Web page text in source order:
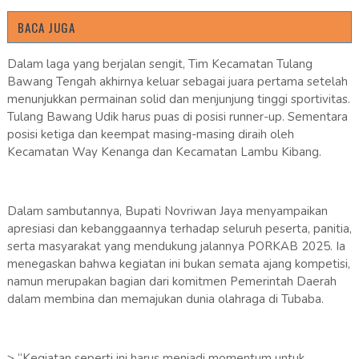
BACA JUGA
Dalam laga yang berjalan sengit, Tim Kecamatan Tulang
Bawang Tengah akhirnya keluar sebagai juara pertama setelah
menunjukkan permainan solid dan menjunjung tinggi sportivitas.
Tulang Bawang Udik harus puas di posisi runner-up. Sementara
posisi ketiga dan keempat masing-masing diraih oleh
Kecamatan Way Kenanga dan Kecamatan Lambu Kibang.
Dalam sambutannya, Bupati Novriwan Jaya menyampaikan
apresiasi dan kebanggaannya terhadap seluruh peserta, panitia,
serta masyarakat yang mendukung jalannya PORKAB 2025. Ia
menegaskan bahwa kegiatan ini bukan semata ajang kompetisi,
namun merupakan bagian dari komitmen Pemerintah Daerah
dalam membina dan memajukan dunia olahraga di Tubaba.